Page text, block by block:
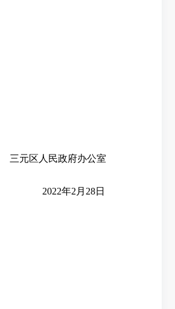
三元区人民政府办公室
2022年2 月 28日